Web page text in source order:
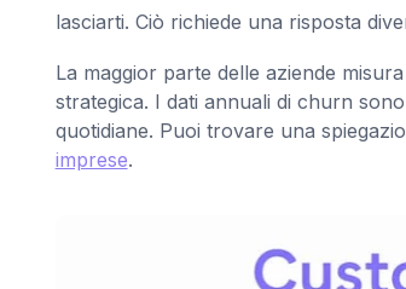
lasciarti. Ciò richiede una risposta
La maggior parte delle aziende
strategica. I dati annuali di churn
quotidiane. Puoi trovare una
imprese.